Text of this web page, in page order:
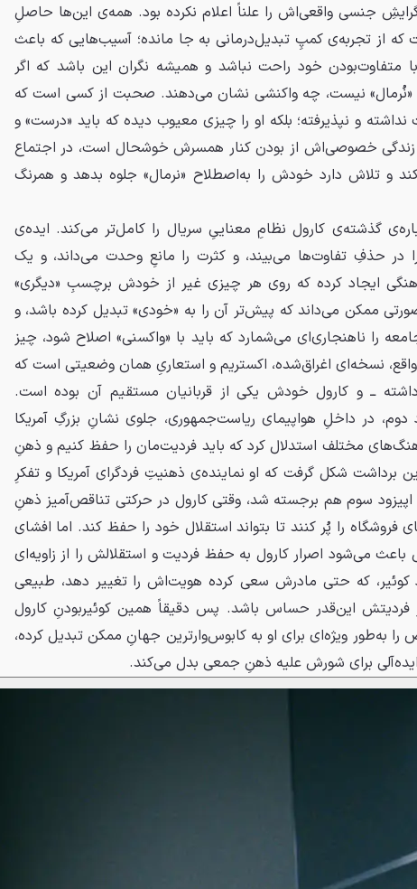
جنسی واقعی‌اش را علناً اعلام نکرده بود. همه‌ی این‌ها حاصلِ
از تجربه‌ی کمپِ تبدیل‌درمانی به جا مانده؛ آسیب‌هایی که باعث
خود راحت نباشد و همیشه نگران این باشد که اگر
«نُرمال» نیست، چه واکنشی نشان می‌دهند. صحبت از کسی است که
و نپذیرفته؛ بلکه او را چیزی معیوب دیده که باید «درست» و
زندگی خصوصی‌اش از بودن کنار همسرش خوشحال است، در اجتماع
و تلاش دارد خودش را به‌اصطلاح «نرمال» جلوه بدهد و همرنگ
گذشته‌ی کارول نظامِ معناییِ سریال را کامل‌تر می‌کند. ایده‌ی
حذفِ تفاوت‌ها می‌بیند، و کثرت را مانعِ وحدت می‌داند، و یک
ایجاد کرده که روی هر چیزی غیر از خودش برچسبِ «دیگری»
ممکن می‌داند که پیش‌تر آن را به «خودی» تبدیل کرده باشد، و
را ناهنجاری‌ای می‌شمارد که باید با «واکسنی» اصلاح شود، چیز
نسخه‌ای اغراق‌شده، اکستریم‌ و استعاریِ همان وضعیتی است که
ــ و کارول خودش یکی از قربانیان مستقیم آن بوده است.
دوم، در داخلِ هواپیمای ریاست‌جمهوری، جلوی نشانِ بزرگِ آمریکا
مختلف استدلال کرد که باید فردیت‌مان را حفظ کنیم و ذهنِ
برداشت شکل گرفت که او نماینده‌ی ذهنیتِ فردگرای آمریکا و تفکرِ
اپیزود سوم هم برجسته شد، وقتی کارول در حرکتی تناقص‌آمیز ذهنِ
را پُر کنند تا بتواند استقلال خود را حفظ کند. اما افشای
باعث می‌شود اصرار کارول به حفظ فردیت و استقلالش را از زاویه‌ای
کوئیر، که حتی مادرش سعی کرده هویت‌اش را تغییر دهد، طبیعی
این‌قدر حساس باشد. پس دقیقاً همین کوئیربودنِ کارول
به‌طور ویژه‌ای برای او به کابوس‌وارترین جهانِ ممکن تبدیل کرده،
برای شورش علیه ذهنِ جمعی بدل می‌کند.